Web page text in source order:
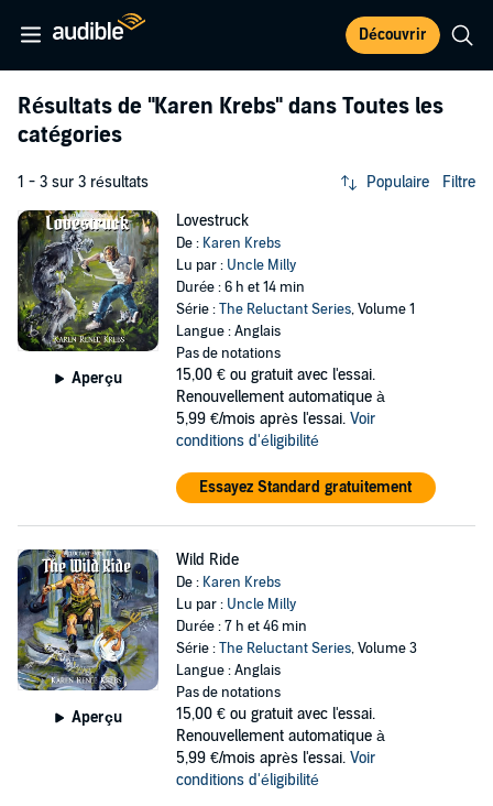
Découvrir
Résultats de "Karen Krebs" dans Toutes les
catégories
1 - 3 sur 3 résultats Populaire Filtre
Aperçu
Lovestruck
De : Karen Krebs
Lu par : Uncle Milly
Durée : 6 h et 14 min
Série :The Reluctant Series, Volume 1
Langue : Anglais
Pas de notations
15,00 € ou gratuit avec l'essai.
Renouvellement automatique à
5,99 €/mois après l'essai. Voir
conditions d'éligibilité
Essayez Standard gratuitement
Aperçu
Wild Ride
De : Karen Krebs
Lu par : Uncle Milly
Durée : 7 h et 46 min
Série :The Reluctant Series, Volume 3
Langue : Anglais
Pas de notations
15,00 € ou gratuit avec l'essai.
Renouvellement automatique à
5,99 €/mois après l'essai. Voir
conditions d'éligibilité